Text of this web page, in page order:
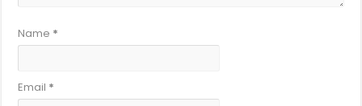
Name *
Email *